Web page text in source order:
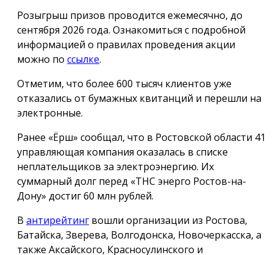
Розыгрыш призов проводится ежемесячно, до
сентября 2026 года. Ознакомиться с подробной
информацией о правилах проведения акции
можно по ссылке.
Отметим, что более 600 тысяч клиентов уже
отказались от бумажных квитанций и перешли на
электронные.
Ранее «Ёрш» сообщал, что в Ростовской области 41
управляющая компания оказалась в списке
неплательщиков за электроэнергию. Их
суммарный долг перед «ТНС энерго Ростов-на-
Дону» достиг 60 млн рублей.
В антирейтинг вошли организации из Ростова,
Батайска, Зверева, Волгодонска, Новочеркасска, а
также Аксайского, Красносулинского и